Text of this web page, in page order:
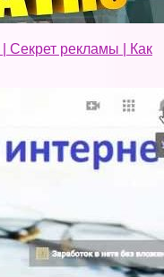
Секрет рекламы | Как